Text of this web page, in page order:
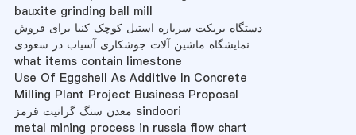
bauxite grinding ball mill
دستگاه بریکت سرباره استیل کوچک کنیا برای فروش
نمایشگاه ماشین آلات جوشکاری آسیاب در سعودی
what items contain limestone
Use Of Eggshell As Additive In Concrete
Milling Plant Project Business Proposal
معدن سنگ گرانیت قرمز sindoori
metal mining process in russia flow chart